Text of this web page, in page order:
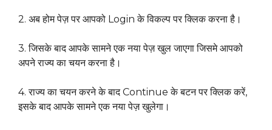
2. अब होम पेज़ पर आपको Login के विकल्प पर क्लिक करना है।
3. जिसके बाद आपके सामने एक नया पेज़ खुल जाएगा जिसमे आपको
अपने राज्य का चयन करना है।
4. राज्य का चयन करने के बाद Continue के बटन पर क्लिक करें,
इसके बाद आपके सामने एक नया पेज़ खुलेगा।